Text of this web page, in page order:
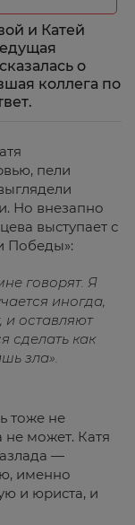
и Катей
о
коллега по
пели
Но внезапно
выступает с
Победы»:
говорят. Я
иногда,
и оставляют
сделать как
зла».
тоже не
не может. Катя
—
именно
и юриста, и